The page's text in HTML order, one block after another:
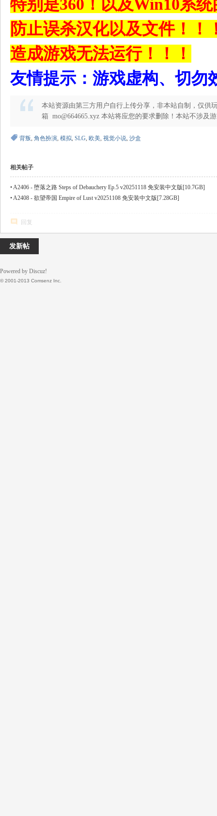
特别是360！以及Win10系
防止误杀汉化以及文件！！
造成游戏无法运行！！！
友情提示：游戏虚构、切勿
本站资源由第三方用户自行上传分享，非本站自制，仅供
箱 mo@664665.xyz 本站将应您的要求删除！本站不涉及
背叛, 角色扮演, 模拟, SLG, 欧美, 视觉小说, 沙盒
相关帖子
•A2406 - 堕落之路 Steps of Debauchery Ep.5 v20251118 免安装中文版[10.7GB]
•A2408 - 欲望帝国 Empire of Lust v20251108 免安装中文版[7.28GB]
回复
发新帖
Powered by Discuz!
© 2001-2013 Comsenz Inc.